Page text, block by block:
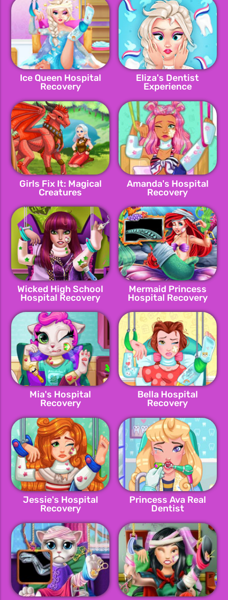
Ice Queen Hospital
Recovery
Eliza's Dentist
Experience
Girls Fix It: Magical
Creatures
Amanda's Hospital
Recovery
Wicked High School
Hospital Recovery
Mermaid Princess
Hospital Recovery
Mia's Hospital
Recovery
Bella Hospital
Recovery
Jessie's Hospital
Recovery
Princess Ava Real
Dentist